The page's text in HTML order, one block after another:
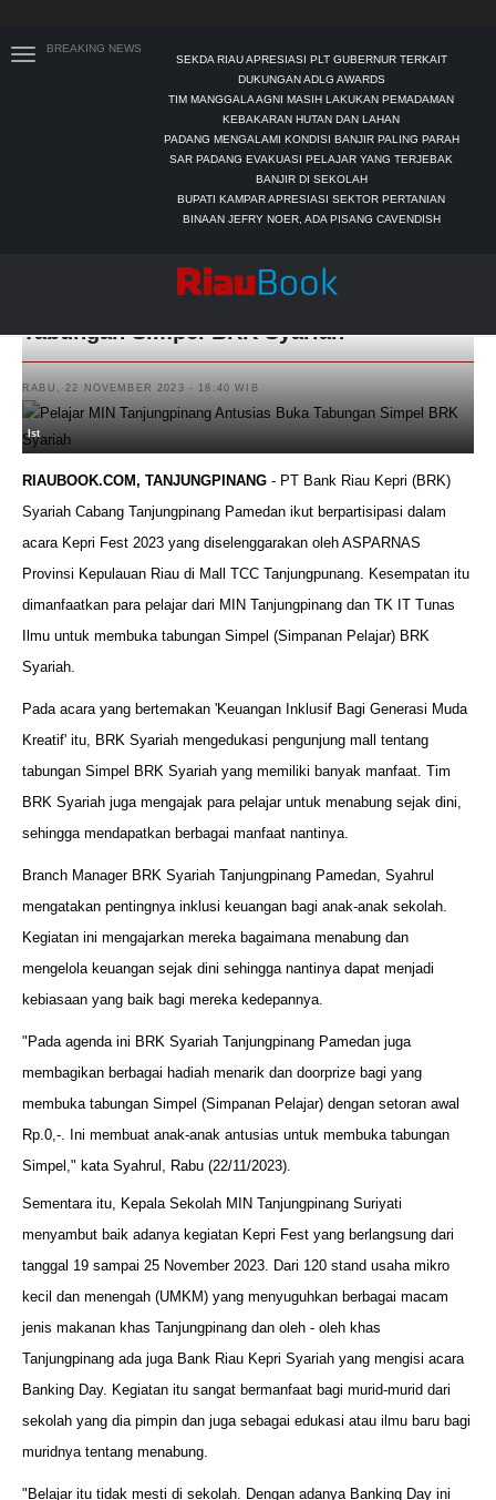
BREAKING NEWS
SEKDA RIAU APRESIASI PLT GUBERNUR TERKAIT
DUKUNGAN ADLG AWARDS
TIM MANGGALA AGNI MASIH LAKUKAN PEMADAMAN
KEBAKARAN HUTAN DAN LAHAN
PADANG MENGALAMI KONDISI BANJIR PALING PARAH
SAR PADANG EVAKUASI PELAJAR YANG TERJEBAK
BANJIR DI SEKOLAH
BUPATI KAMPAR APRESIASI SEKTOR PERTANIAN
BINAAN JEFRY NOER, ADA PISANG CAVENDISH
Pelajar MIN Tanjungpinang Antusias Buka
Tabungan Simpel BRK Syariah
RABU, 22 NOVEMBER 2023 - 18:40 WIB
Ist
RIAUBOOK.COM, TANJUNGPINANG - PT Bank Riau Kepri (BRK)
Syariah Cabang Tanjungpinang Pamedan ikut berpartisipasi dalam
acara Kepri Fest 2023 yang diselenggarakan oleh ASPARNAS
Provinsi Kepulauan Riau di Mall TCC Tanjungpunang. Kesempatan itu
dimanfaatkan para pelajar dari MIN Tanjungpinang dan TK IT Tunas
Ilmu untuk membuka tabungan Simpel (Simpanan Pelajar) BRK
Syariah.
Pada acara yang bertemakan 'Keuangan Inklusif Bagi Generasi Muda
Kreatif' itu, BRK Syariah mengedukasi pengunjung mall tentang
tabungan Simpel BRK Syariah yang memiliki banyak manfaat. Tim
BRK Syariah juga mengajak para pelajar untuk menabung sejak dini,
sehingga mendapatkan berbagai manfaat nantinya.
Branch Manager BRK Syariah Tanjungpinang Pamedan, Syahrul
mengatakan pentingnya inklusi keuangan bagi anak-anak sekolah.
Kegiatan ini mengajarkan mereka bagaimana menabung dan
mengelola keuangan sejak dini sehingga nantinya dapat menjadi
kebiasaan yang baik bagi mereka kedepannya.
"Pada agenda ini BRK Syariah Tanjungpinang Pamedan juga
membagikan berbagai hadiah menarik dan doorprize bagi yang
membuka tabungan Simpel (Simpanan Pelajar) dengan setoran awal
Rp.0,-. Ini membuat anak-anak antusias untuk membuka tabungan
Simpel," kata Syahrul, Rabu (22/11/2023).
Sementara itu, Kepala Sekolah MIN Tanjungpinang Suriyati
menyambut baik adanya kegiatan Kepri Fest yang berlangsung dari
tanggal 19 sampai 25 November 2023. Dari 120 stand usaha mikro
kecil dan menengah (UMKM) yang menyuguhkan berbagai macam
jenis makanan khas Tanjungpinang dan oleh - oleh khas
Tanjungpinang ada juga Bank Riau Kepri Syariah yang mengisi acara
Banking Day. Kegiatan itu sangat bermanfaat bagi murid-murid dari
sekolah yang dia pimpin dan juga sebagai edukasi atau ilmu baru bagi
muridnya tentang menabung.
"Belajar itu tidak mesti di sekolah. Dengan adanya Banking Day ini